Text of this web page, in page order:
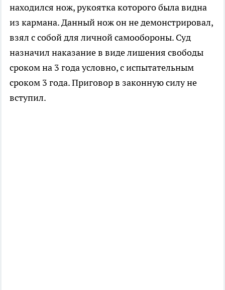
находился нож, рукоятка которого была видна
из кармана. Данный нож он не демонстрировал,
взял с собой для личной самообороны. Суд
назначил наказание в виде лишения свободы
сроком на 3 года условно, с испытательным
сроком 3 года. Приговор в законную силу не
вступил.